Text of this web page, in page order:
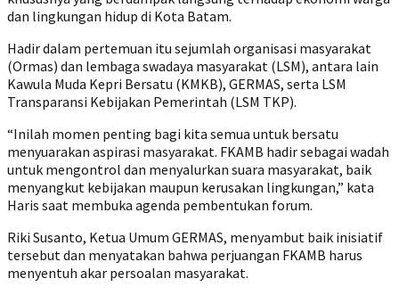
dan lingkungan hidup di Kota Batam.
Hadir dalam pertemuan itu sejumlah organisasi masyarakat
(Ormas) dan lembaga swadaya masyarakat (LSM), antara lain
Kawula Muda Kepri Bersatu (KMKB), GERMAS, serta LSM
Transparansi Kebijakan Pemerintah (LSM TKP).
“Inilah momen penting bagi kita semua untuk bersatu
menyuarakan aspirasi masyarakat. FKAMB hadir sebagai wadah
untuk mengontrol dan menyalurkan suara masyarakat, baik
menyangkut kebijakan maupun kerusakan lingkungan,” kata
Haris saat membuka agenda pembentukan forum.
Riki Susanto, Ketua Umum GERMAS, menyambut baik inisiatif
tersebut dan menyatakan bahwa perjuangan FKAMB harus
menyentuh akar persoalan masyarakat.